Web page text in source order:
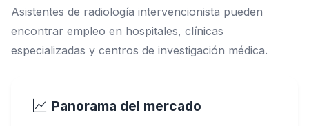
Asistentes de radiología intervencionista pueden
encontrar empleo en hospitales, clínicas
especializadas y centros de investigación médica.
Panorama del mercado